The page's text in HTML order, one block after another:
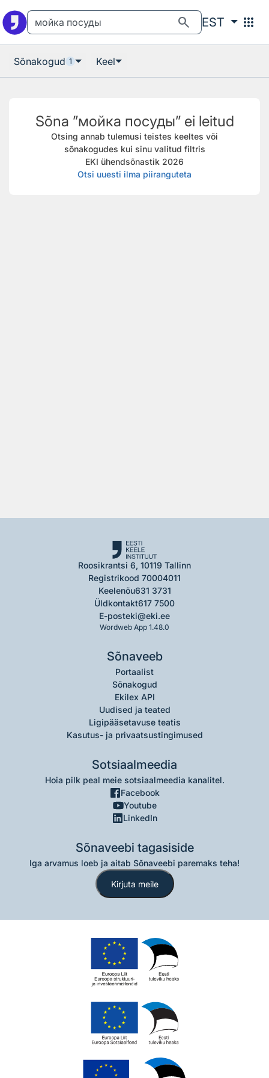
search EST apps
Sõnakogud 1 Keel
Sõna ”мойка посуды” ei leitud
Otsing annab tulemusi teistes keeltes või
sõnakogudes kui sinu valitud filtris
EKI ühendsõnastik 2026
Otsi uuesti ilma piiranguteta
Roosikrantsi 6, 10119 Tallinn
Registrikood 70004011
Keelenõu631 3731
Üldkontakt617 7500
E-posteki@eki.ee
Wordweb App 1.48.0
Sõnaveeb
Portaalist
Sõnakogud
Ekilex API
Uudised ja teated
Ligipääsetavuse teatis
Kasutus- ja privaatsustingimused
Sotsiaalmeedia
Hoia pilk peal meie sotsiaalmeedia kanalitel.
Facebook
Youtube
LinkedIn
Sõnaveebi tagasiside
Iga arvamus loeb ja aitab Sõnaveebi paremaks teha!
Kirjuta meile